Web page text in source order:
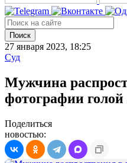
Поиск
27 января 2023, 18:25
Суд
Мужчина
фотографии
Поделиться
новостью: